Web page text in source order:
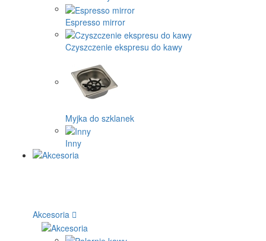
Espresso mirror
Czyszczenie ekspresu do kawy
Myjka do szklanek
Inny
Akcesoria